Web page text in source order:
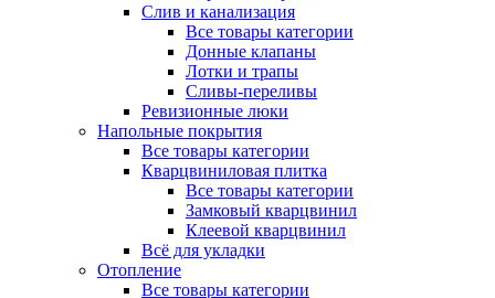
Слив и канализация
Все товары категории
Донные клапаны
Лотки и трапы
Сливы-переливы
Ревизионные люки
Напольные покрытия
Все товары категории
Кварцвиниловая плитка
Все товары категории
Замковый кварцвинил
Клеевой кварцвинил
Всё для укладки
Отопление
Все товары категории